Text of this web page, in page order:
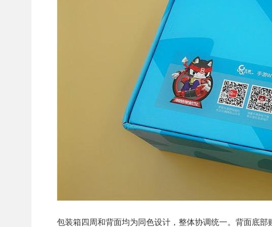
包装箱四周和背面均为同色设计，整体协调统一。背面底